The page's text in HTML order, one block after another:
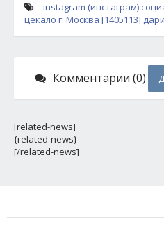
instagram (инстаграм)
цекало г. Москва [1405113]
Комментарии (0)
[related-news]
{related-news}
[/related-news]